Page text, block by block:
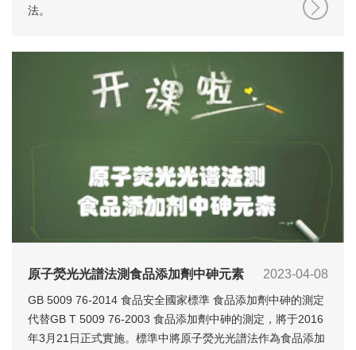
法。
2023-04-08
原子熒光光譜法測食品添加劑中砷元素
GB 5009 76-2014 食品安全國家標準 食品添加劑中砷的測定
代替GB T 5009 76-2003 食品添加劑中砷的測定，將于2016
年3月21日正式實施。標準中將原子熒光光譜法作為食品添加